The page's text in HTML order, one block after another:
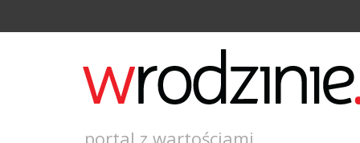
portal z wartościami